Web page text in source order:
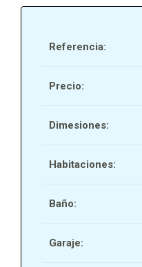
Referencia:
Precio:
Dimesiones:
Habitaciones:
Baño:
Garaje: